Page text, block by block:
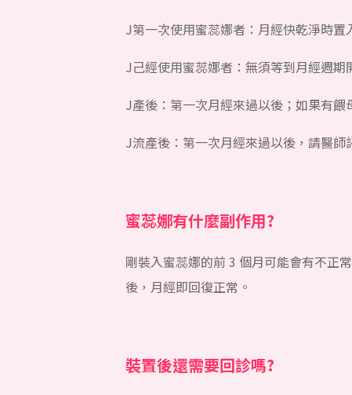
J第一次使用蜜蕊娜者：月經快乾淨時置
J己經使用蜜蕊娜者：無須等到月經週期
J產後：第一次月經來過以後；如果有
J流產後：第一次月經來過以後，請醫師
蜜蕊娜有什麼副作用?
剛裝入蜜蕊娜的前 3 個月可能會有不正
後，月經即回復正常。
裝置後還需要回診嗎?